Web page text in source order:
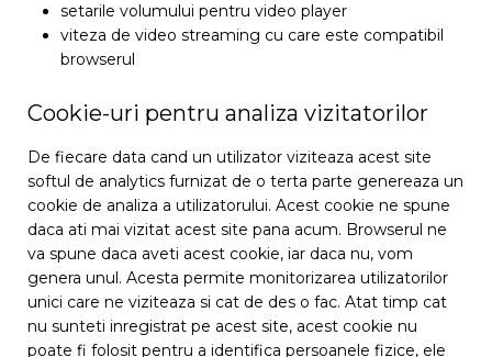
setarile volumului pentru video player
viteza de video streaming cu care este compatibil
browserul
Cookie-uri pentru analiza vizitatorilor
De fiecare data cand un utilizator viziteaza acest site
softul de analytics furnizat de o terta parte genereaza un
cookie de analiza a utilizatorului. Acest cookie ne spune
daca ati mai vizitat acest site pana acum. Browserul ne
va spune daca aveti acest cookie, iar daca nu, vom
genera unul. Acesta permite monitorizarea utilizatorilor
unici care ne viziteaza si cat de des o fac. Atat timp cat
nu sunteti inregistrat pe acest site, acest cookie nu
poate fi folosit pentru a identifica persoanele fizice, ele